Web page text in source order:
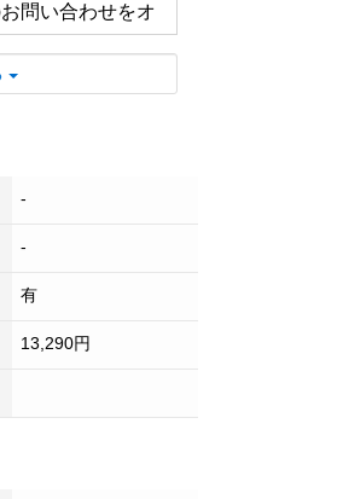
問い合わせをオ
軽にご来店くだ
-
-
有
13,290円